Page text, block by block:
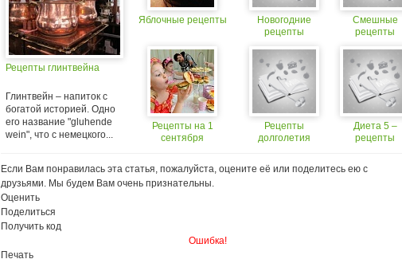
Рецепты глинтвейна
Глинтвейн – напиток с
богатой историей. Одно
его название "gluhende
wein", что с немецкого...
Яблочные рецепты
Рецепты на 1
сентября
Новогодние
рецепты
Рецепты
долголетия
Смешные
рецепты
Диета 5 –
рецепты
Если Вам понравилась эта статья, пожалуйста, оцените её или поделитесь ею с
друзьями. Мы будем Вам очень признательны.
Оценить
Поделиться
Получить код
Ошибка!
Печать